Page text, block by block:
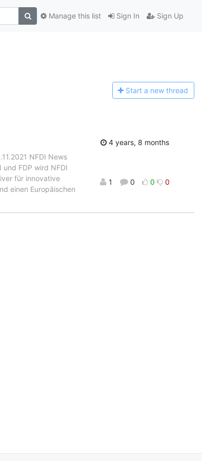
Sign In Sign Up
Manage this list
Start a new thread
NFDI News
und FDP wird NFDI
für innovative
einen Europäischen
4 years, 8 months
1 0 0 0